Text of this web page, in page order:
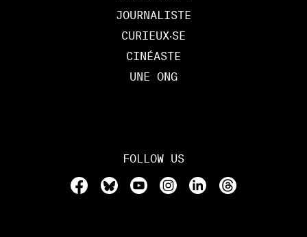
JOURNALISTE
CURIEUX‧SE
CINÉASTE
UNE ONG
FOLLOW US